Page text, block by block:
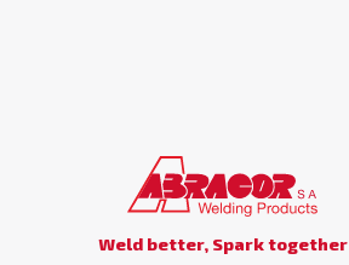
Weld better, Spark together